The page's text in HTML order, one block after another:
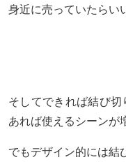
身近に売っていたらい
そしてできれば結び
あれば使えるシーンが
でもデザイン的には結